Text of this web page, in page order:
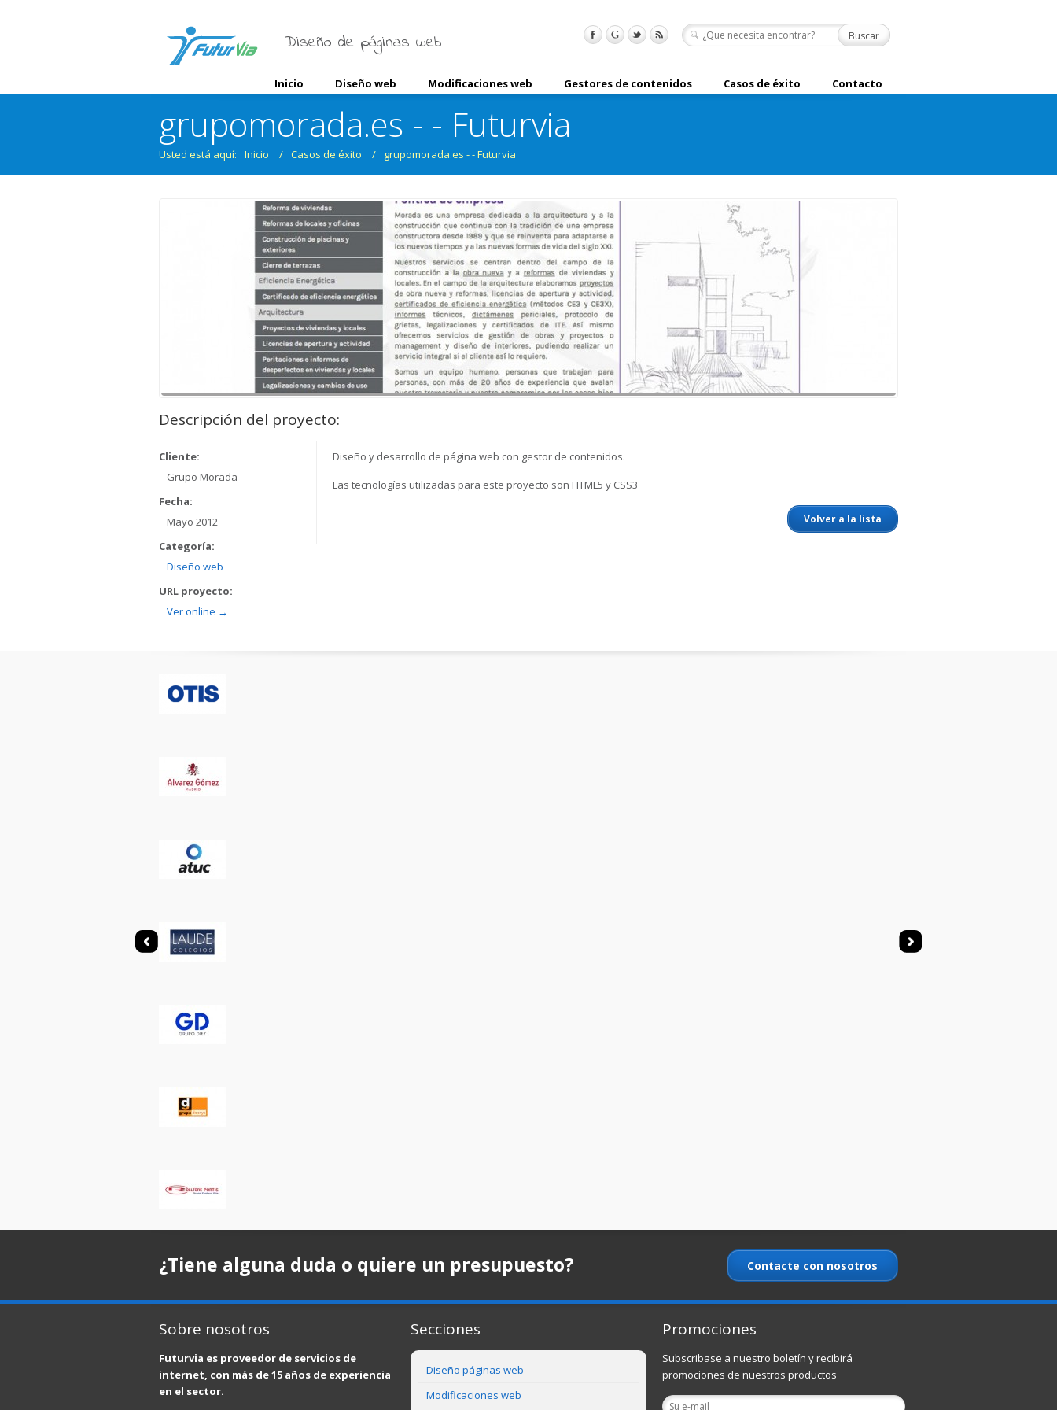
Diseño de páginas web
Inicio Diseño web Modificaciones web Gestores de contenidos Casos de éxito Contacto
grupomorada.es - - Futurvia
Usted está aquí: Inicio / Casos de éxito / grupomorada.es - - Futurvia
Descripción del proyecto:
Cliente:
Grupo Morada
Fecha:
Mayo 2012
Categoría:
Diseño web
URL proyecto:
Ver online →
Diseño y desarrollo de página web con gestor de contenidos.
Las tecnologías utilizadas para este proyecto son HTML5 y CSS3
Volver a la lista
¿Tiene alguna duda o quiere un presupuesto? Contacte con nosotros
Sobre nosotros
Futurvia es proveedor de servicios de
internet, con más de 15 años de experiencia
en el sector.
Secciones
Diseño páginas web
Modificaciones web
Promociones
Subscribase a nuestro boletín y recibirá
promociones de nuestros productos